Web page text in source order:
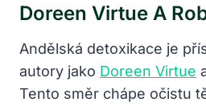
Doreen Virtue A
Andělská detoxikace je
autory jako Doreen Virtue
Tento směr chápe očistu